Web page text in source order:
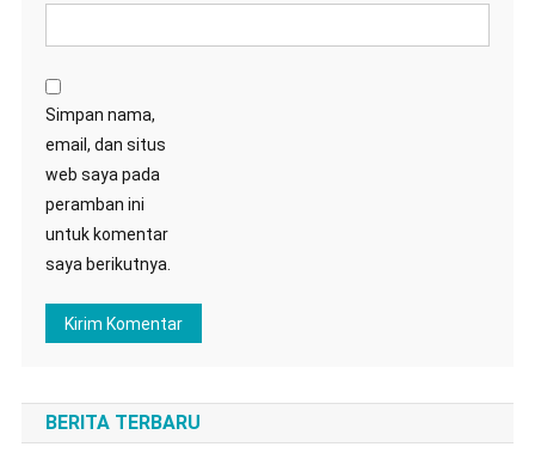
Simpan nama,
email, dan situs
web saya pada
peramban ini
untuk komentar
saya berikutnya.
BERITA TERBARU